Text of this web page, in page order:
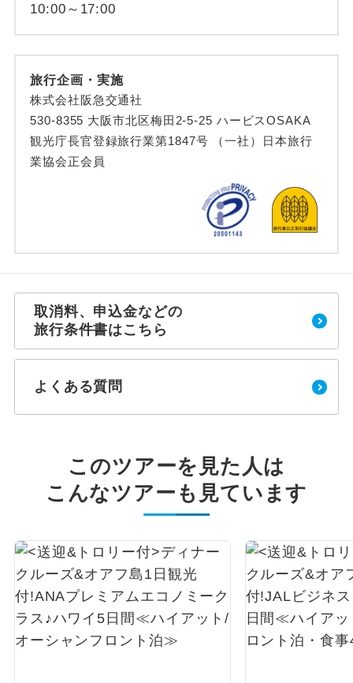
10:00～17:00
旅行企画・実施
株式会社阪急交通社
530-8355 大阪市北区梅田2-5-25 ハービスOSAKA
観光庁長官登録旅行業第1847号 （一社）日本旅行
業協会正会員
取消料、申込金などの
旅行条件書はこちら
よくある質問
このツアーを見た人は
こんなツアーも見ています